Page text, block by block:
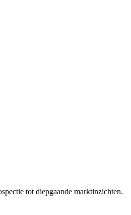
tot diepgaande marktinzichten.